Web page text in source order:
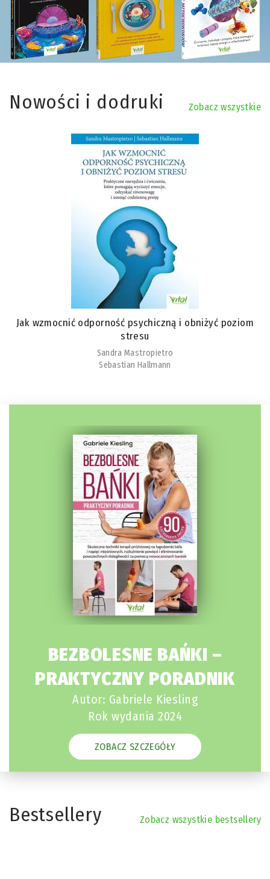
Nowości i dodruki Zobacz wszystkie
Jak wzmocnić odporność psychiczną i obniżyć poziom
stresu
Sandra Mastropietro
Sebastian Hallmann
BEZBOLESNE BAŃKI –
PRAKTYCZNY PORADNIK
Autor: Gabriele Kiesling
Rok wydania 2024
ZOBACZ SZCZEGÓŁY
Bestsellery Zobacz wszystkie bestsellery